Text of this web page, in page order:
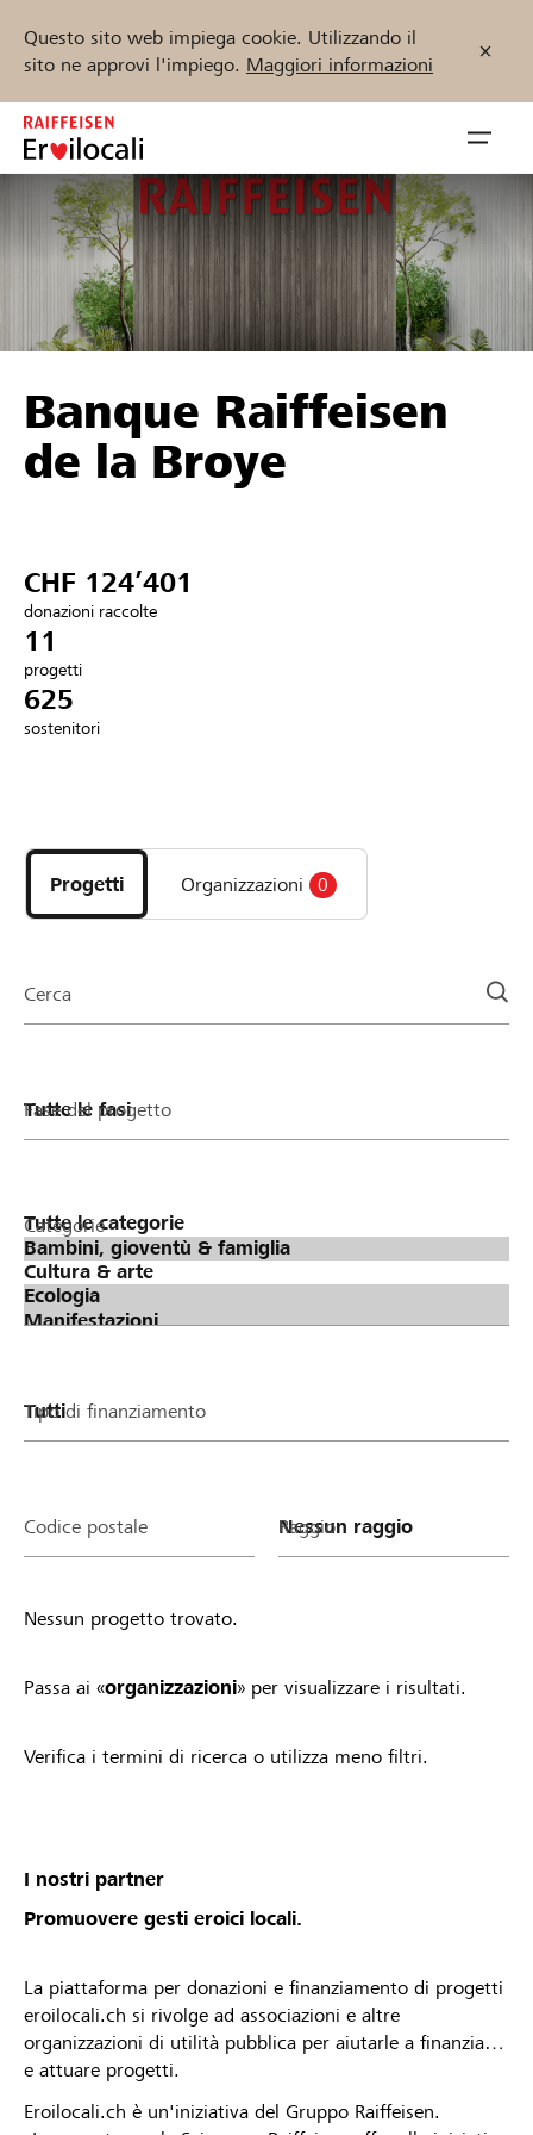
Questo sito web impiega cookie. Utilizzando il
sito ne approvi l'impiego. Maggiori informazioni
Zum
Inhalt
springen
öffnen
Sostenere
Aiuto & supporto
Collegarsi
Trova progetti e organizzazioni
Inizia ora
DE FR IT
Banque Raiffeisen
de la Broye
CHF 124’401
donazioni raccolte
11
progetti
625
sostenitori
i
progetti
e
della
Progetti Organizzazioni 0
Cerca
Fase del progetto
Categorie
Tipo di finanziamento
Codice postale Raggio
Nessun progetto trovato.
Passa ai «organizzazioni» per visualizzare i risultati.
Verifica i termini di ricerca o utilizza meno filtri.
I nostri partner
Promuovere gesti eroici locali.
La piattaforma per donazioni e finanziamento di progetti
eroilocali.ch si rivolge ad associazioni e altre
organizzazioni di utilità pubblica per aiutarle a finanziare
e attuare progetti.
Eroilocali.ch è un'iniziativa del Gruppo Raiffeisen.